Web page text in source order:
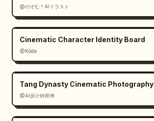
@のぞむ＊AIイラスト
Cinematic Character Identity Board
@Kōda
Tang Dynasty Cinematic Photography
@AI设计钟师傅